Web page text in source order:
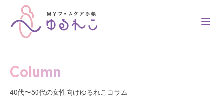
トップ
Column
40代〜50代の女性向けゆるれこコラム